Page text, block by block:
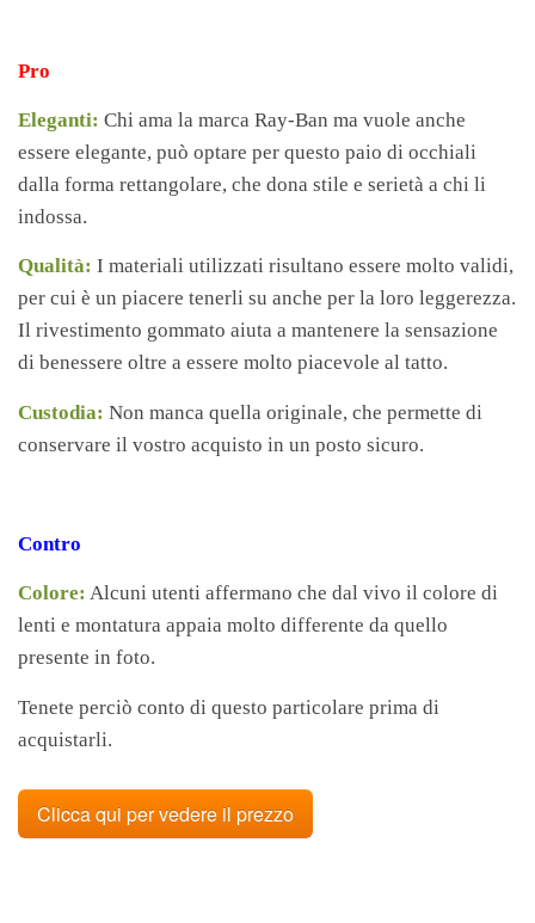
Pro
Eleganti: Chi ama la marca Ray-Ban ma vuole anche
essere elegante, può optare per questo paio di occhiali
dalla forma rettangolare, che dona stile e serietà a chi li
indossa.
Qualità: I materiali utilizzati risultano essere molto validi,
per cui è un piacere tenerli su anche per la loro leggerezza.
Il rivestimento gommato aiuta a mantenere la sensazione
di benessere oltre a essere molto piacevole al tatto.
Custodia: Non manca quella originale, che permette di
conservare il vostro acquisto in un posto sicuro.
Contro
Colore: Alcuni utenti affermano che dal vivo il colore di
lenti e montatura appaia molto differente da quello
presente in foto.
Tenete perciò conto di questo particolare prima di
acquistarli.
Clicca qui per vedere il prezzo